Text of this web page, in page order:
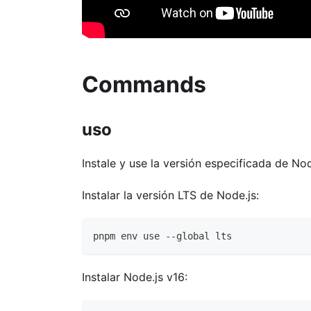
Commands
uso
Instale y use la versión especificada de
Instalar la versión LTS de Node.js:
pnpm env use --global lts
Instalar Node.js v16: